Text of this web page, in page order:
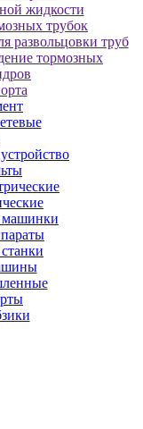
жидкости
трубок
развольцовки труб
тормозных
машинки